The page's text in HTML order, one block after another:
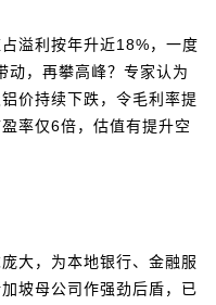
溢利按年升近18%，一度
动，再攀高峰？专家认为
价持续下跌，令毛利率提
率仅6倍，估值有提升空
大，为本地银行、金融服
坡母公司作强劲后盾，已